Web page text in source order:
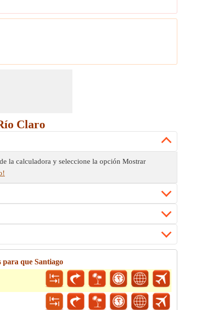
Claro
la calculadora y seleccione la opción Mostrar
para que Santiago